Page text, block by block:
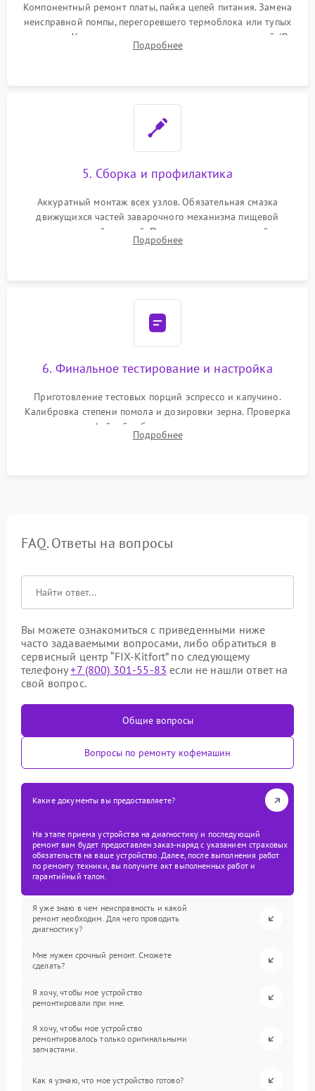
Компонентный ремонт платы, пайка цепей питания. Замена
неисправной помпы, перегоревшего термоблока или тупых
жерновов. Установка новых силиконовых уплотнителей (O-
ring) и тефлоновых трубок для надежного устранения
Подробнее
5. Сборка и профилактика
Аккуратный монтаж всех узлов. Обязательная смазка
движущихся частей заварочного механизма пищевой
силиконовой смазкой. Проведение программной
декальцинации и очистки системы от кофейных масел.
Подробнее
6. Финальное тестирование и настройка
Приготовление тестовых порций эспрессо и капучино.
Калибровка степени помола и дозировки зерна. Проверка
плотности кофейной таблетки, температуры напитка и
качества молочной пены. Контроль отсутствия посторонних
Подробнее
FAQ. Ответы на вопросы
Вы можете ознакомиться с приведенными ниже
часто задаваемыми вопросами, либо обратиться в
сервисный центр “FIX-Kitfort” по следующему
телефону+7 (800) 301-55-83 если не нашли ответ на
свой вопрос.
Общие вопросы
Вопросы по ремонту кофемашин
Какие документы вы предоставляете?
На этапе приема устройства на диагностику и последующий
ремонт вам будет предоставлен заказ-наряд с указанием страховых
обязательств на ваше устройство. Далее, после выполнения работ
по ремонту техники, вы получите акт выполненных работ и
гарантийный талон.
Я уже знаю в чем неисправность и какой
ремонт необходим. Для чего проводить
диагностику?
Мне нужен срочный ремонт. Сможете
сделать?
Я хочу, чтобы мое устройство
ремонтировали при мне.
Я хочу, чтобы мое устройство
ремонтировалось только оригинальными
запчастями.
Как я узнаю, что мое устройство готово?